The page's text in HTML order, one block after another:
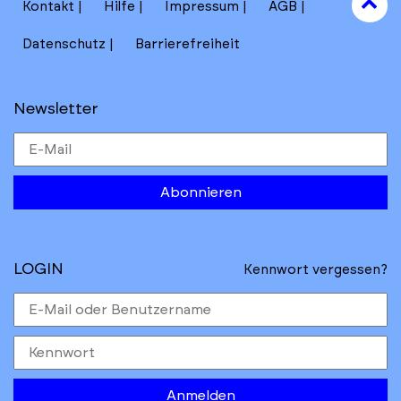
Kontakt Hilfe Impressum AGB
Datenschutz Barrierefreiheit
Newsletter
Abonnieren
top
LOGIN Kennwort vergessen?
Anmelden